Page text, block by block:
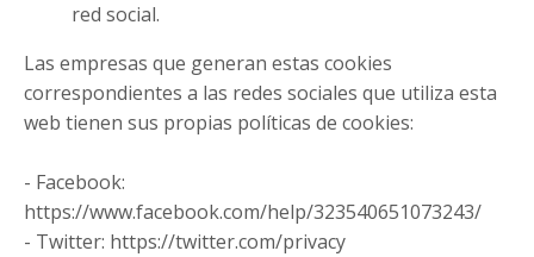
red social.
Las empresas que generan estas cookies
correspondientes a las redes sociales que utiliza esta
web tienen sus propias políticas de cookies:
- Facebook:
https://www.facebook.com/help/323540651073243/
- Twitter: https://twitter.com/privacy